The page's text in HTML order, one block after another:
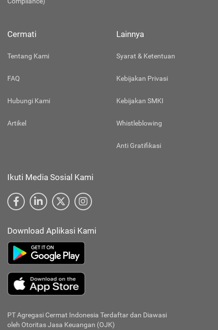
Cermati
Tentang Kami
FAQ
Hubungi Kami
Artikel
Lainnya
Syarat & Ketentuan
Kebijakan Privasi
Kebijakan SMKI
Whistleblowing
Anti Gratifikasi
Ikuti Media Sosial Kami
Download Aplikasi Kami
PT Agregasi Cermat Indonesia Terdaftar dan Diawasi
oleh Otoritas Jasa Keuangan (OJK)